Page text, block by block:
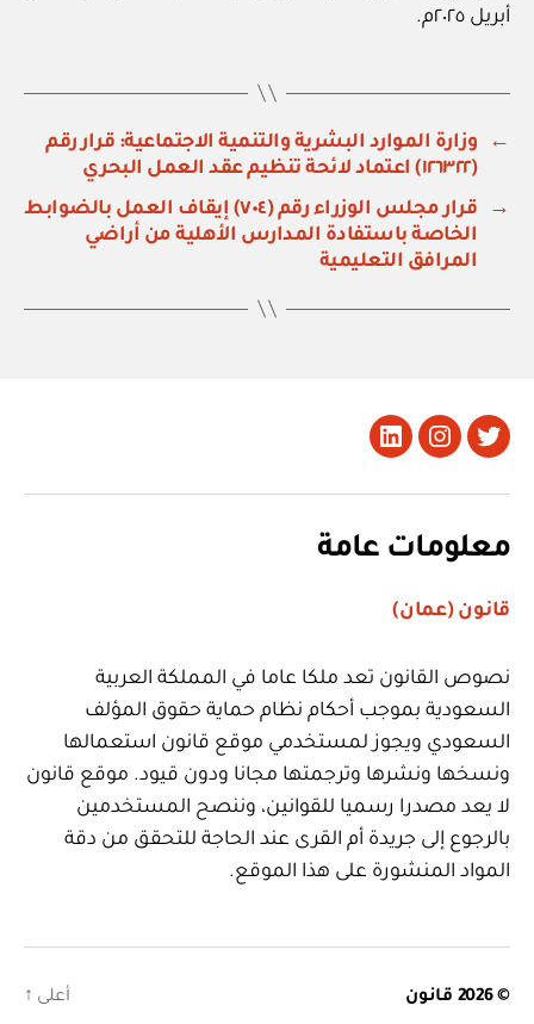
أبريل ٢٠٢٥م.
←
وزارة الموارد البشرية والتنمية الاجتماعية: قرار رقم
(١٢٦٣٢٢) اعتماد لائحة تنظيم عقد العمل البحري
→
قرار مجلس الوزراء رقم (٧٠٤) إيقاف العمل بالضوابط
الخاصة باستفادة المدارس الأهلية من أراضي
المرافق التعليمية
تويتر Instagram
LinkedIn
معلومات عامة
قانون (عمان)
نصوص القانون تعد ملكا عاما في المملكة العربية
السعودية بموجب أحكام نظام حماية حقوق المؤلف
السعودي ويجوز لمستخدمي موقع قانون استعمالها
ونسخها ونشرها وترجمتها مجانا ودون قيود. موقع قانون
لا يعد مصدرا رسميا للقوانين، وننصح المستخدمين
بالرجوع إلى جريدة أم القرى عند الحاجة للتحقق من دقة
المواد المنشورة على هذا الموقع.
© 2026 قانون أعلى ↑